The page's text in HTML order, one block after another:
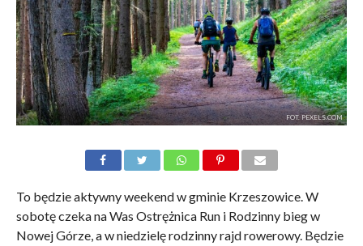
FOT. PEXELS.COM
To będzie aktywny weekend w gminie Krzeszowice. W
sobotę czeka na Was Ostrężnica Run i Rodzinny bieg w
Nowej Górze, a w niedzielę rodzinny rajd rowerowy. Będzie